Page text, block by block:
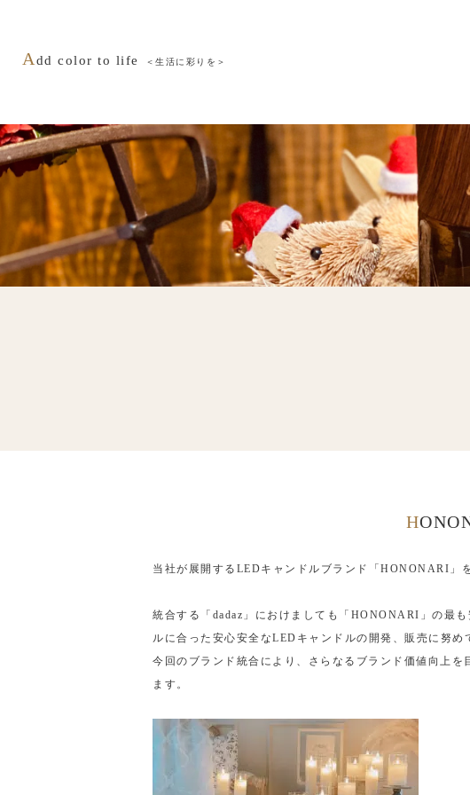
Add color to life ＜生活に彩りを＞
当社が展開するLEDキャンドルブランド「HONONARI」
統合する「dadaz」におけましても「HONONARI」の最
ルに合った安心安全なLEDキャンドルの開発、販売に努め
今回のブランド統合により、さらなるブランド価値向上
ます。